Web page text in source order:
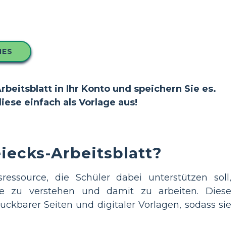
in Ihr Konto und speichern Sie es.
einfach als Vorlage aus!
Arbeitsblatt?
die Schüler dabei unterstützen soll,
zu verstehen und damit zu arbeiten. Diese
Seiten und digitaler Vorlagen, sodass sie